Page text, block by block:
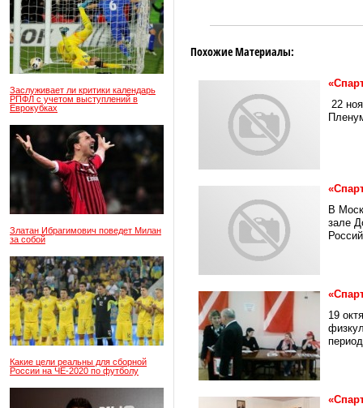
Заслуживает ли критики календарь
РПФЛ с учетом выступлений в
Еврокубках
Златан Ибрагимович поведет Милан
за собой
Какие цели реальны для сборной
России на ЧЕ-2020 по футболу
Похожие Материалы:
22
В
зале
19